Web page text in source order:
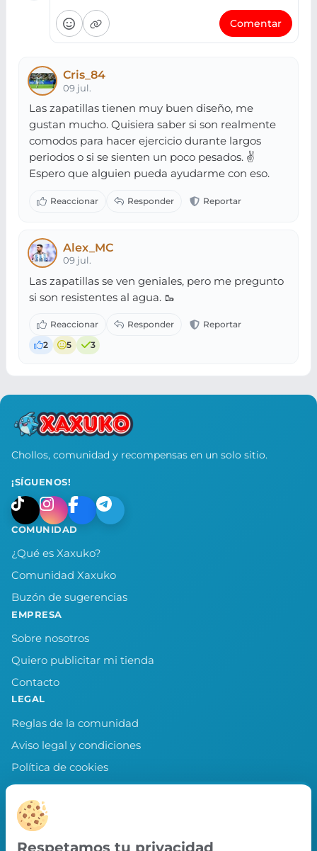
Comentar
Cris_84
09 jul.
Las zapatillas tienen muy buen diseño, me
gustan mucho. Quisiera saber si son realmente
comodos para hacer ejercicio durante largos
periodos o si se sienten un poco pesados. ✌️
Espero que alguien pueda ayudarme con eso.
Alex_MC
09 jul.
Las zapatillas se ven geniales, pero me pregunto
si son resistentes al agua. 🥾
2 5 3
Chollos, comunidad y recompensas en un solo sitio.
¡SÍGUENOS!
COMUNIDAD
¿Qué es Xaxuko?
Comunidad Xaxuko
Buzón de sugerencias
EMPRESA
Sobre nosotros
Quiero publicitar mi tienda
Contacto
LEGAL
Reglas de la comunidad
Aviso legal y condiciones
Política de cookies
Política de privacidad
Preferencias de cookies
LLEVA XAXUKO CONTIGO
Respetamos tu privacidad